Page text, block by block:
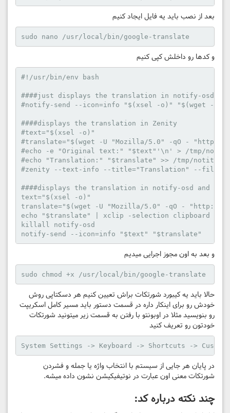
بعد از نصب باید یه فایل ایجاد کنیم
sudo nano /usr/local/bin/google-translate
و کد‌ها رو داخلش کپی کنیم
#!/usr/bin/env bash
####just displays the translation in notify-osd
#notify-send --icon=info "$(xsel -o)" "$(wget -
####displays the translation in Zenity
#text="$(xsel -o)"
#translate="$(wget -U "Mozilla/5.0" -qO -
#echo -e "Original text:" "$text"'\n' > /tmp/
#echo "Translation:" "$translate" >> /tmp/notitrans
#zenity --text-info --title="Translation" --
####displays the translation in notify-osd and
text="$(xsel -o)"
translate="$(wget -U "Mozilla/5.0" -qO -
echo "$translate" | xclip -selection clipboard
killall notify-osd
notify-send --icon=info "$text" "$translate"
و بعد به اون مجوز اجرایی میدیم
sudo chmod +x /usr/local/bin/google-translate
حالا باید یه کیبورد شورتکات براش تعیین کنیم هر دسکتاپی روش
خودش رو برای اینکار داره در قسمت دستور باید مسیر کامل اسکریپت
رو بنویسید مثلا در اوبونتو با رفتن به قسمت زیر میتونید شورتکات
خودتون رو تعریف کنید
System Settings -> Keyboard -> Shortcuts -> Custom
در پایان هر جایی از سیستم با انتخاب واژه یا جمله و فشردن
شورتکات معنی اون عبارت در نوتیفیکیشن نشون داده میشه.
چند نکته درباره کد: